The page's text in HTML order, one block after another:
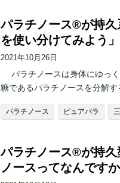
パラチノース®︎が持
を使い分けてみよう」
2021年10月26日
パラチノースは身体にゆっく
糖であるパラチノースを分解
パラチノース ピュアパラ
パラチノース®︎が持
ノースってなんですか